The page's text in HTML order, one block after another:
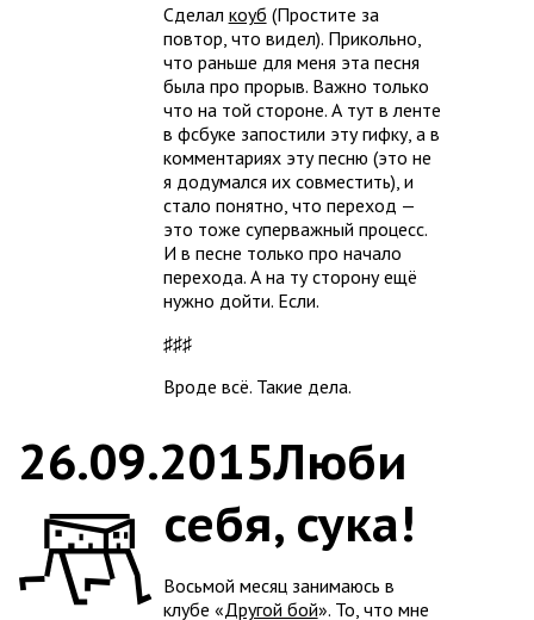
Сделал коуб (Простите за
повтор, что видел). Прикольно,
что раньше для меня эта песня
была про прорыв. Важно только
что на той стороне. А тут в ленте
в фсбуке запостили эту гифку, а в
комментариях эту песню (это не
я додумался их совместить), и
стало понятно, что переход —
это тоже суперважный процесс.
И в песне только про начало
перехода. А на ту сторону ещё
нужно дойти. Если.
♯♯♯
Вроде всё. Такие дела.
26.09.2015Люби
себя, сука!
Восьмой месяц занимаюсь в
клубе «Другой бой». То, что мне